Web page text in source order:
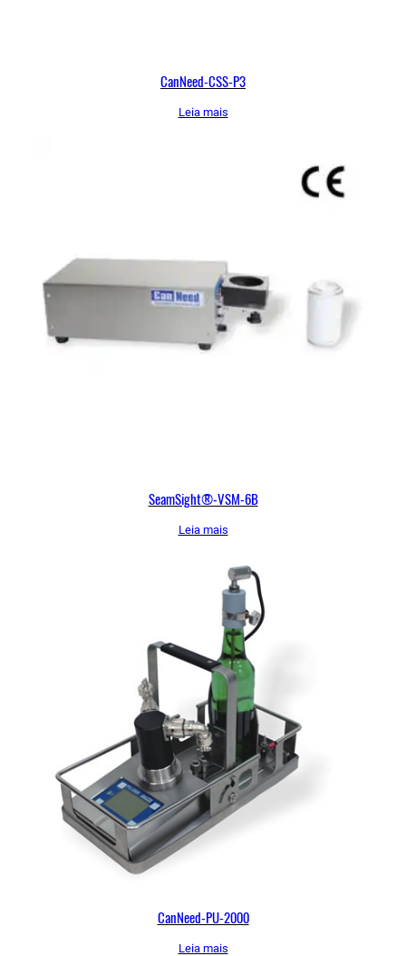
CanNeed-CSS-P3
Leia mais
SeamSight®-VSM-6B
Leia mais
CanNeed-PU-2000
Leia mais